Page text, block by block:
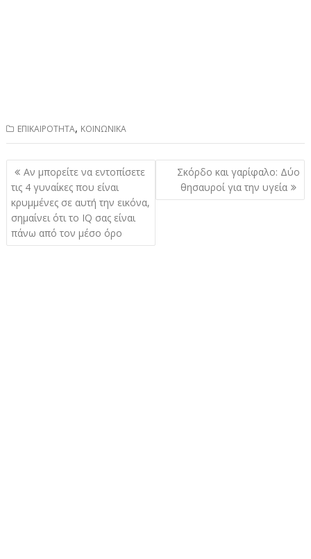
ΕΠΙΚΑΙΡΟΤΗΤΑ, ΚΟΙΝΩΝΙΚΑ
Πλοήγηση
άρθρων
Αν μπορείτε να εντοπίσετε
τις 4 γυναίκες που είναι
κρυμμένες σε αυτή την εικόνα,
σημαίνει ότι το IQ σας είναι
πάνω από τον μέσο όρο
Σκόρδο και γαρίφαλο: Δύο
θησαυροί για την υγεία